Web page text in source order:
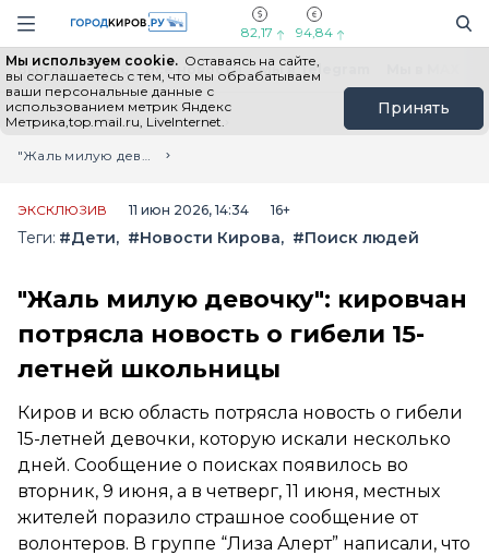
Навигация сайта
82,17 94,84
Мы используем cookie. Оставаясь на сайте,
вы соглашаетесь с тем, что мы обрабатываем
ваши персональные данные с
использованием метрик Яндекс
Метрика,top.mail.ru, LiveInternet.
Принять
Выборы - 2026 Все новости Мы в Telegram
Главная
Лента новостей
"Жаль милую девочку": кировчан потрясла новость о гибели 15-летней школьницы
ЭКСКЛЮЗИВ 11 июн 2026, 14:34 16+
Теги: #Дети #Новости Кирова #Поиск людей
"Жаль милую девочку": кировчан
потрясла новость о гибели 15-
летней школьницы
Киров и всю область потрясла новость о гибели
15-летней девочки, которую искали несколько
дней. Сообщение о поисках появилось во
вторник, 9 июня, а в четверг, 11 июня, местных
жителей поразило страшное сообщение от
волонтеров. В группе “Лиза Алерт” написали, что